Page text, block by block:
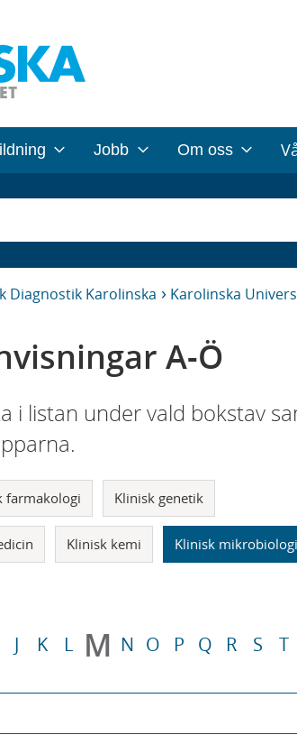
Jobb Om oss
Diagnostik Karolinska Karolinska
A-Ö
i listan under vald bokstav
farmakologi Klinisk genetik
Klinisk kemi Klinisk mikrobiologi
J K L M N O P Q R S T